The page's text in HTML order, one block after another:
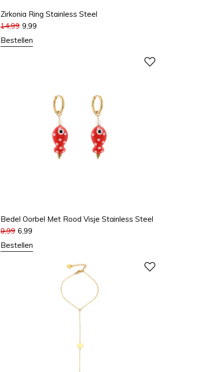
Zirkonia Ring Stainless Steel
14,99 9,99
Bestellen
Bedel Oorbel Met Rood Visje Stainless Steel
9,99 6,99
Bestellen